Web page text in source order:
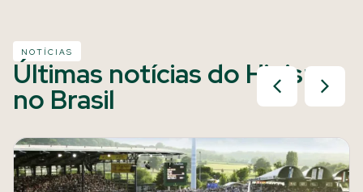
NOTÍCIAS
Últimas notícias do Hipismo
no Brasil